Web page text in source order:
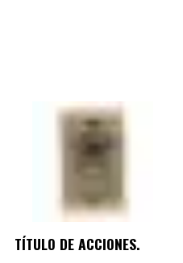
TÍTULO DE ACCIONES.